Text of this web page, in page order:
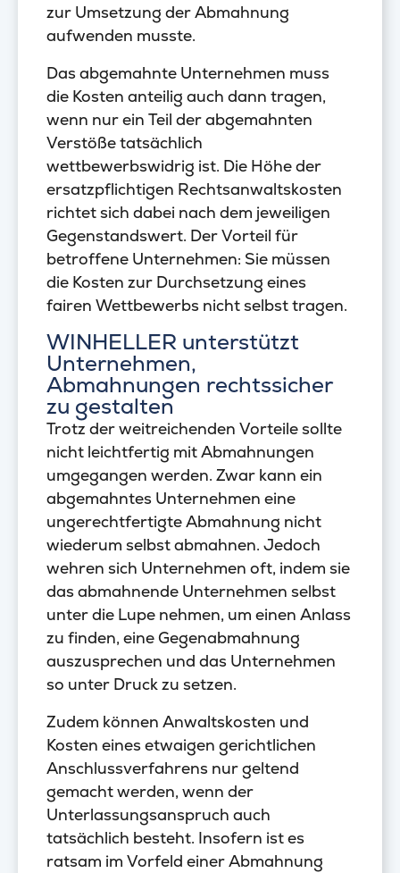
zur Umsetzung der Abmahnung
aufwenden musste.
Das abgemahnte Unternehmen muss
die Kosten anteilig auch dann tragen,
wenn nur ein Teil der abgemahnten
Verstöße tatsächlich
wettbewerbswidrig ist. Die Höhe der
ersatzpflichtigen Rechtsanwaltskosten
richtet sich dabei nach dem jeweiligen
Gegenstandswert. Der Vorteil für
betroffene Unternehmen: Sie müssen
die Kosten zur Durchsetzung eines
fairen Wettbewerbs nicht selbst tragen.
WINHELLER unterstützt
Unternehmen,
Abmahnungen rechtssicher
zu gestalten
Trotz der weitreichenden Vorteile sollte
nicht leichtfertig mit Abmahnungen
umgegangen werden. Zwar kann ein
abgemahntes Unternehmen eine
ungerechtfertigte Abmahnung nicht
wiederum selbst abmahnen. Jedoch
wehren sich Unternehmen oft, indem sie
das abmahnende Unternehmen selbst
unter die Lupe nehmen, um einen Anlass
zu finden, eine Gegenabmahnung
auszusprechen und das Unternehmen
so unter Druck zu setzen.
Zudem können Anwaltskosten und
Kosten eines etwaigen gerichtlichen
Anschlussverfahrens nur geltend
gemacht werden, wenn der
Unterlassungsanspruch auch
tatsächlich besteht. Insofern ist es
ratsam im Vorfeld einer Abmahnung